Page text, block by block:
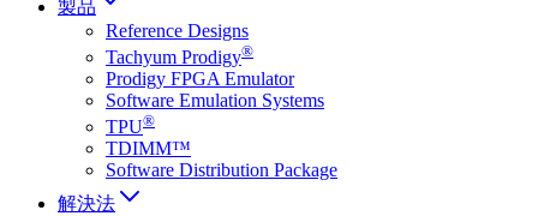
製品
Reference Designs
Tachyum Prodigy®
Prodigy FPGA Emulator
Software Emulation Systems
TPU®
TDIMM™
Software Distribution Package
解決法